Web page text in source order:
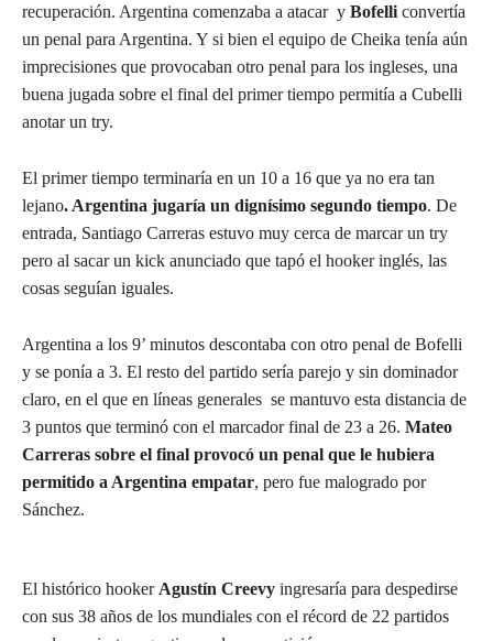
recuperación. Argentina comenzaba a atacar y Bofelli convertía
un penal para Argentina. Y si bien el equipo de Cheika tenía aún
imprecisiones que provocaban otro penal para los ingleses, una
buena jugada sobre el final del primer tiempo permitía a Cubelli
anotar un try.
El primer tiempo terminaría en un 10 a 16 que ya no era tan
lejano. Argentina jugaría un dignísimo segundo tiempo. De
entrada, Santiago Carreras estuvo muy cerca de marcar un try
pero al sacar un kick anunciado que tapó el hooker inglés, las
cosas seguían iguales.
Argentina a los 9’ minutos descontaba con otro penal de Bofelli
y se ponía a 3. El resto del partido sería parejo y sin dominador
claro, en el que en líneas generales se mantuvo esta distancia de
3 puntos que terminó con el marcador final de 23 a 26. Mateo
Carreras sobre el final provocó un penal que le hubiera
permitido a Argentina empatar, pero fue malogrado por
Sánchez.
El histórico hooker Agustín Creevy ingresaría para despedirse
con sus 38 años de los mundiales con el récord de 22 partidos